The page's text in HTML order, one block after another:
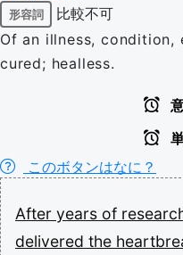
形容詞
比較不可
Of an illness,
cured; healless.
このボタンはなに？
After years of
delivered the